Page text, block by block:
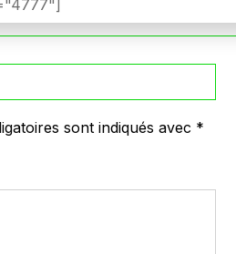
sont indiqués avec *